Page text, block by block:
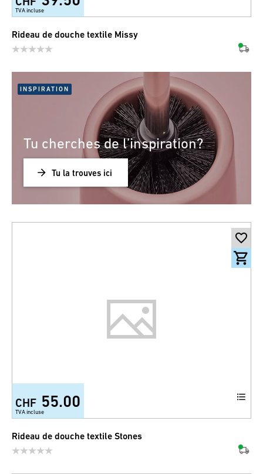
TVA incluse
Rideau de douche textile Missy
INSPIRATION
Tu cherches de l’inspiration?
Tu la trouves ici
CHF 55.00
TVA incluse
Rideau de douche textile Stones